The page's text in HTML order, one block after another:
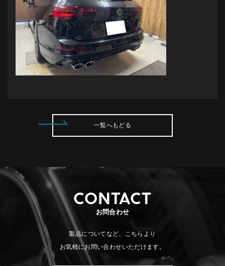
一覧へもどる
CONTACT
お問合わせ
製品についてなど、こちらより
お気軽にお問い合わせいただけます。